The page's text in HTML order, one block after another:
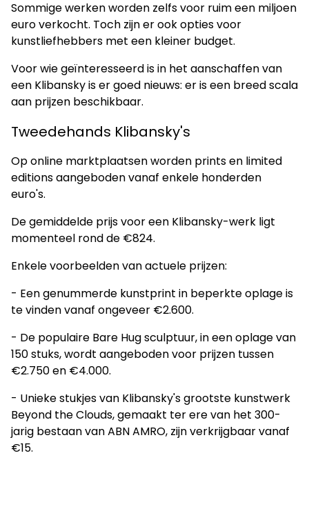
Sommige werken worden zelfs voor ruim een miljoen
euro verkocht. Toch zijn er ook opties voor
kunstliefhebbers met een kleiner budget.
Voor wie geïnteresseerd is in het aanschaffen van
een Klibansky is er goed nieuws: er is een breed scala
aan prijzen beschikbaar.
Tweedehands Klibansky's
Op online marktplaatsen worden prints en limited
editions aangeboden vanaf enkele honderden
euro's.
De gemiddelde prijs voor een Klibansky-werk ligt
momenteel rond de €824.
Enkele voorbeelden van actuele prijzen:
- Een genummerde kunstprint in beperkte oplage is
te vinden vanaf ongeveer €2.600.
- De populaire Bare Hug sculptuur, in een oplage van
150 stuks, wordt aangeboden voor prijzen tussen
€2.750 en €4.000.
- Unieke stukjes van Klibansky's grootste kunstwerk
Beyond the Clouds, gemaakt ter ere van het 300-
jarig bestaan van ABN AMRO, zijn verkrijgbaar vanaf
€15.